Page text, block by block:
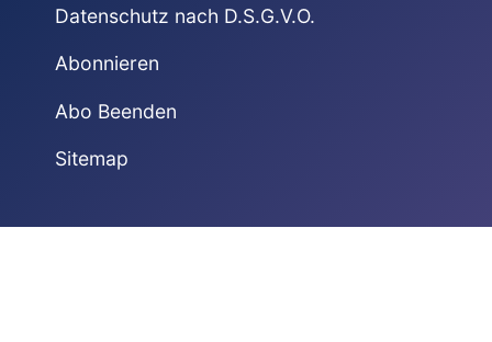
Datenschutz nach D.S.G.V.O.
Abonnieren
Abo Beenden
Sitemap